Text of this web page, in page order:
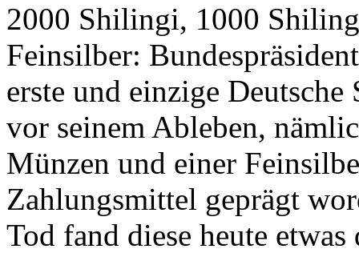
2000 Shilingi, 1000
Feinsilber:
erste und einzige Deutsche
vor seinem Ableben,
Münzen und einer
Zahlungsmittel geprägt
Tod fand diese heute